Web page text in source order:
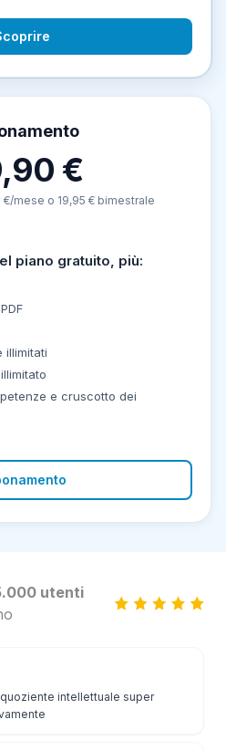
€
mese o 19,95 € bimestrale
piano gratuito, più:
illimitati
e cruscotto dei
utenti
intellettuale super